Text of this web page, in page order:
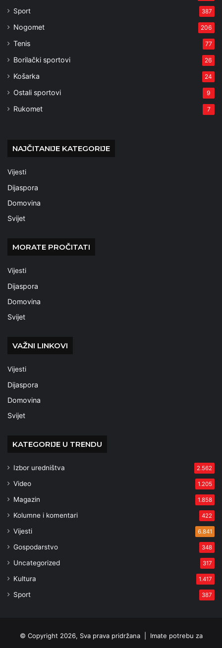
Sport 387
Nogomet 206
Tenis 77
Borilački sportovi 26
Košarka 24
Ostali sportovi 9
Rukomet 7
NAJČITANIJE KATEGORIJE
Vijesti
Dijaspora
Domovina
Svijet
MORATE PROČITATI
Vijesti
Dijaspora
Domovina
Svijet
VAŽNI LINKOVI
Vijesti
Dijaspora
Domovina
Svijet
KATEGORIJE U TRENDU
Izbor uredništva 2.562
Video 1.205
Magazin 1.858
Kolumne i komentari 422
Vijesti 6.841
Gospodarstvo 348
Uncategorized 317
Kultura 1.417
Sport 387
© Copyright 2026, Sva prava pridržana | Imate potrebu za